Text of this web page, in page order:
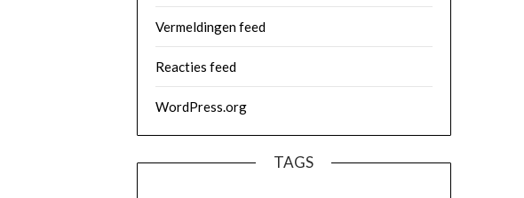
Vermeldingen feed
Reacties feed
WordPress.org
TAGS